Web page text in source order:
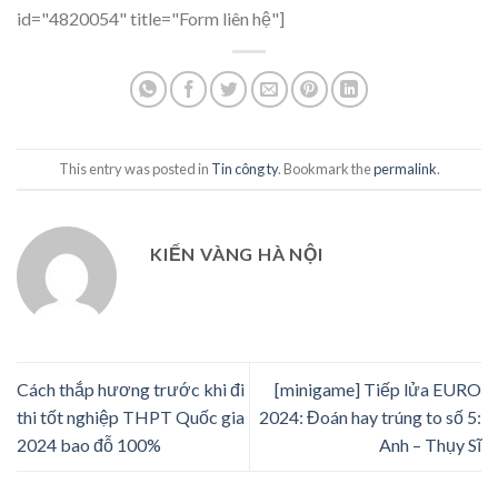
id="4820054" title="Form liên hệ"]
This entry was posted in Tin công ty. Bookmark thepermalink.
KIẾN VÀNG HÀ NỘI
Cách thắp hương trước khi đi
thi tốt nghiệp THPT Quốc gia
2024 bao đỗ 100%
[minigame] Tiếp lửa EURO
2024: Đoán hay trúng to số 5:
Anh – Thụy Sĩ